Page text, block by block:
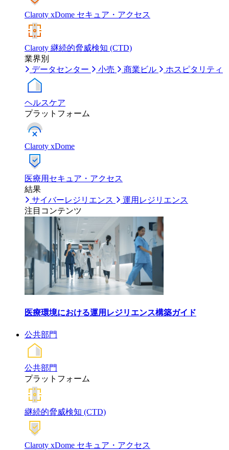
Claroty xDome セキュア・アクセス
Claroty 継続的脅威検知 (CTD)
業界別
データセンター
小売 商業ビル ホスピタリティ
ヘルスケア
プラットフォーム
Claroty xDome
医療用セキュア・アクセス
結果
サイバーレジリエンス
運用レジリエンス
注目コンテンツ
医療環境における運用レジリエンス構築ガイド
公共部門
公共部門
プラットフォーム
継続的脅威検知 (CTD)
Claroty xDome セキュア・アクセス